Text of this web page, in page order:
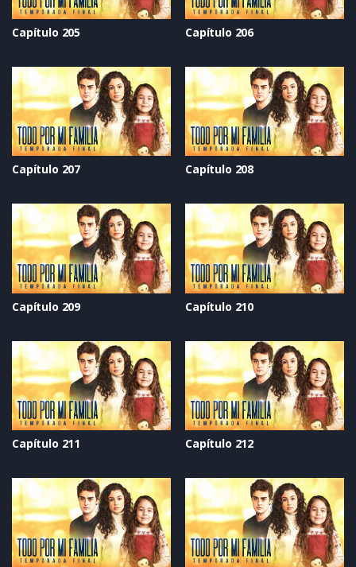
Capítulo 205 Capítulo 206
Capítulo 207 Capítulo 208
Capítulo 209 Capítulo 210
Capítulo 211 Capítulo 212